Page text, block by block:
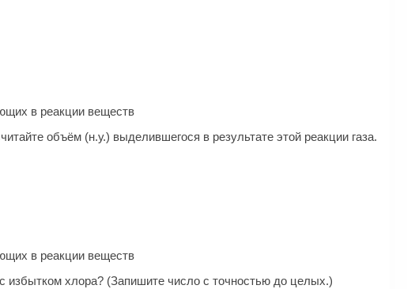
в ре­ак­ции веществ
объём (н.у.) выделившегося в результате этой реакции газа.
в ре­ак­ции веществ
избытком хлора? (Запишите число с точностью до целых.)